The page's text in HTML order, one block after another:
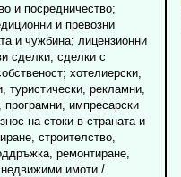
и посредничество;
и превозни
и чужбина; лицензионни
сделки; сделки с
хотелиерски,
туристически, рекламни,
импресарски
на стоки в страната и
строителство,
ремонтиране,
имоти /